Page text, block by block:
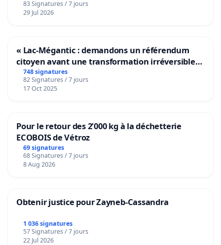
83 Signatures / 7 jours
29 Jul 2026
« Lac-Mégantic : demandons un référendum
citoyen avant une transformation irréversible
de notre territoire »
748 signatures
82 Signatures / 7 jours
17 Oct 2025
Pour le retour des 2’000 kg à la déchetterie
ECOBOIS de Vétroz
69 signatures
68 Signatures / 7 jours
8 Aug 2026
Obtenir justice pour Zayneb-Cassandra
1 036 signatures
57 Signatures / 7 jours
22 Jul 2026